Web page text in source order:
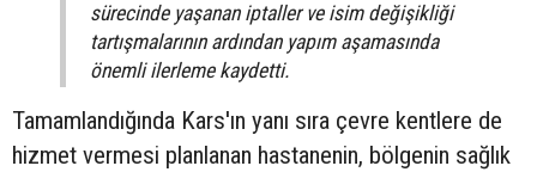
sürecinde yaşanan iptaller ve isim değişikliği
tartışmalarının ardından yapım aşamasında
önemli ilerleme kaydetti.
Tamamlandığında Kars'ın yanı sıra çevre kentlere de
hizmet vermesi planlanan hastanenin, bölgenin sağlık